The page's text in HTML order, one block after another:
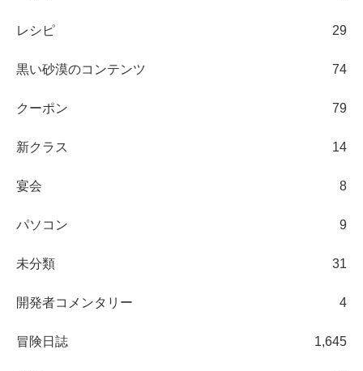
レシピ 29
黒い砂漠のコンテンツ 74
クーポン 79
新クラス 14
宴会 8
パソコン 9
未分類 31
開発者コメンタリー 4
冒険日誌 1,645